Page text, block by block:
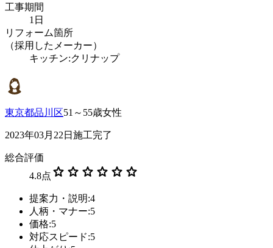
工事期間
1日
リフォーム箇所
（採用したメーカー）
キッチン:クリナップ
東京都品川区51～55歳女性
2023年03月22日施工完了
総合評価
4.8点 star star star star star star
提案力・説明:4
人柄・マナー:5
価格:5
対応スピード:5